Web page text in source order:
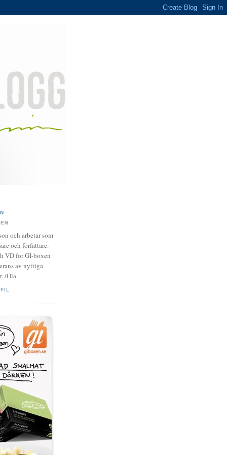
och arbetar som
och författare.
VD för GI-boxen
av nyttiga
/Ola